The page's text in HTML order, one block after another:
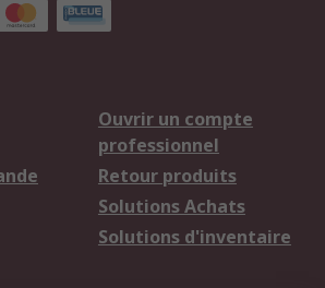
Ouvrir un compte
professionnel
Retour produits
Solutions Achats
Solutions d'inventaire